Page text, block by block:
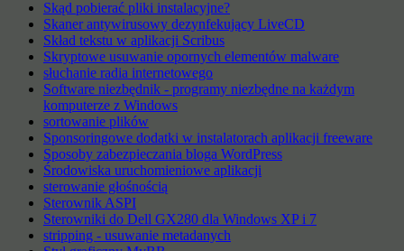
Skąd pobierać pliki instalacyjne?
Skaner antywirusowy dezynfekujący LiveCD
Skład tekstu w aplikacji Scribus
Skryptowe usuwanie opornych elementów malware
słuchanie radia internetowego
Software niezbędnik - programy niezbędne na każdym
komputerze z Windows
sortowanie plików
Sponsoringowe dodatki w instalatorach aplikacji freeware
Sposoby zabezpieczania bloga WordPress
Środowiska uruchomieniowe aplikacji
sterowanie głośnością
Sterownik ASPI
Sterowniki do Dell GX280 dla Windows XP i 7
stripping - usuwanie metadanych